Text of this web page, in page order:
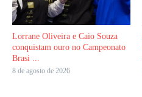
Lorrane Oliveira e Caio Souza
conquistam ouro no Campeonato
Brasi ...
8 de agosto de 2026